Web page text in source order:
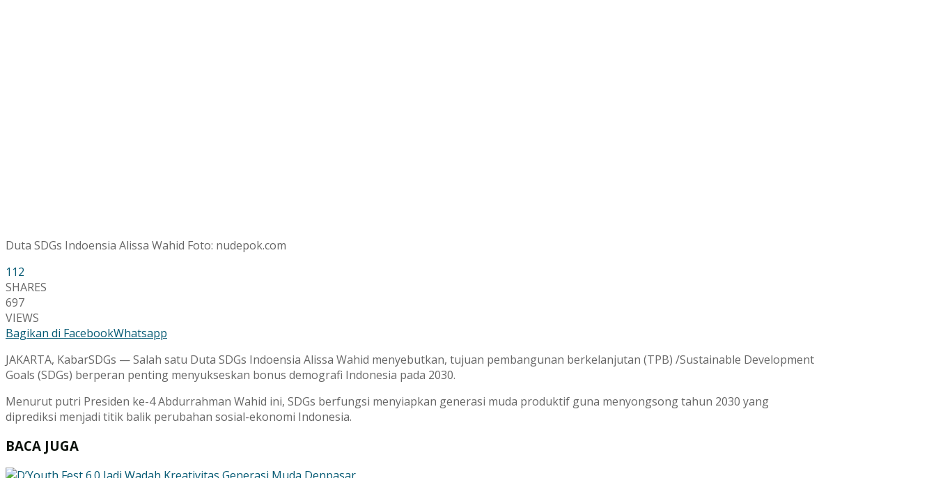
Duta SDGs Indoensia Alissa Wahid Foto: nudepok.com
112
SHARES
697
VIEWS
Bagikan di FacebookWhatsapp
JAKARTA, KabarSDGs — Salah satu Duta SDGs Indoensia Alissa Wahid menyebutkan, tujuan pembangunan berkelanjutan (TPB) /Sustainable Development
Goals (SDGs) berperan penting menyukseskan bonus demografi Indonesia pada 2030.
Menurut putri Presiden ke-4 Abdurrahman Wahid ini, SDGs berfungsi menyiapkan generasi muda produktif guna menyongsong tahun 2030 yang
diprediksi menjadi titik balik perubahan sosial-ekonomi Indonesia.
BACA JUGA